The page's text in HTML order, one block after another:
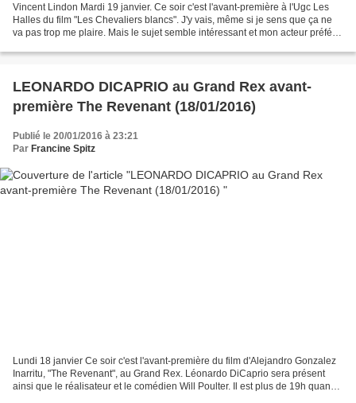
Vincent Lindon Mardi 19 janvier. Ce soir c'est l'avant-première à l'Ugc Les
Halles du film "Les Chevaliers blancs". J'y vais, même si je sens que ça ne
va pas trop me plaire. Mais le sujet semble intéressant et mon acteur préféré
LEONARDO DICAPRIO au Grand Rex avant-
première The Revenant (18/01/2016)
Publié le 20/01/2016 à 23:21
Par Francine Spitz
Lundi 18 janvier Ce soir c'est l'avant-première du film d'Alejandro Gonzalez
Inarritu, "The Revenant", au Grand Rex. Léonardo DiCaprio sera présent
ainsi que le réalisateur et le comédien Will Poulter. Il est plus de 19h quand